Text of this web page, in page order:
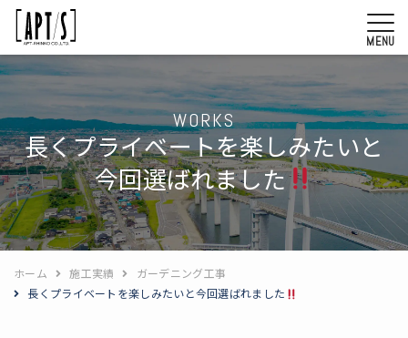
MENU
WORKS
長くプライベートを楽しみたいと
今回選ばれました
ホーム 施工実績
ガーデニング工事
長くプライベートを楽しみたいと今回選ばれました